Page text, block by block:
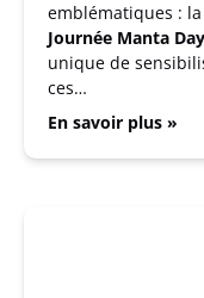
emblématiques : la
Journée Manta Day
unique de
ces…
En savoir plus »